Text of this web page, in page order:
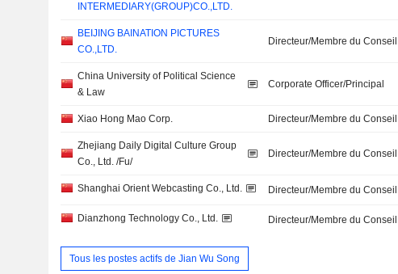
INTERMEDIARY(GROUP)CO.,LTD.
BEIJING BAINATION PICTURES
CO.,LTD.
Directeur/Membre du Conseil
China University of Political Science
& Law
Corporate Officer/Principal
Xiao Hong Mao Corp. Directeur/Membre du Conseil
Zhejiang Daily Digital Culture Group
Co., Ltd. /Fu/
Directeur/Membre du Conseil
Shanghai Orient Webcasting Co., Ltd. Directeur/Membre du Conseil
Dianzhong Technology Co., Ltd. Directeur/Membre du Conseil
Tous les postes actifs de Jian Wu Song